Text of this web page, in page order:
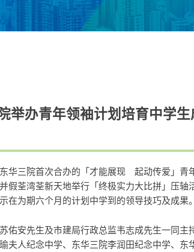
举办青年领袖计划培育中学生
华三院首次合办的「才能展现 起动传爱」青
假荃湾荃新天地举行「终极实力大比拼」压轴
在为期六个月的计划中学到的领导技巧及成果。
佑安先生及市建局行政总监韦志成先生一同主
夫人纪念中学、东华三院李润田纪念中学、东